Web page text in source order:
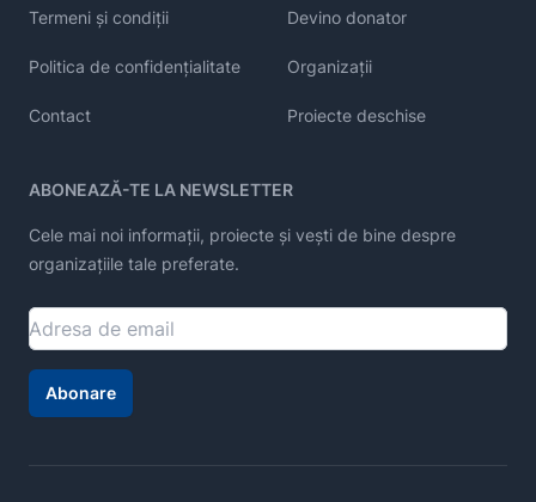
Termeni și condiții
Politica de confidențialitate
Contact
Devino donator
Organizații
Proiecte deschise
ABONEAZĂ-TE LA NEWSLETTER
Cele mai noi informații, proiecte și vești de bine despre
organizațiile tale preferate.
Abonare